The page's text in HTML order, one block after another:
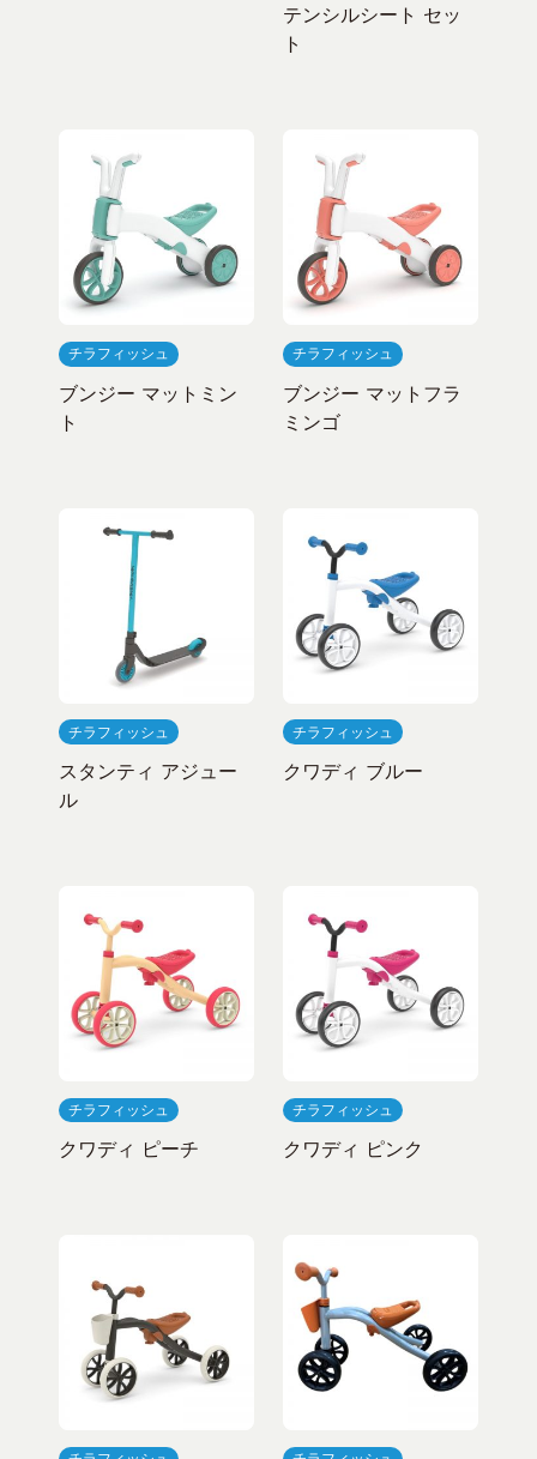
テンシルシート セッ
ト
チラフィッシュ
ブンジー マットミン
ト
チラフィッシュ
ブンジー マットフラ
ミンゴ
チラフィッシュ
スタンティ アジュー
ル
チラフィッシュ
クワディ ブルー
チラフィッシュ
クワディ ピーチ
チラフィッシュ
クワディ ピンク